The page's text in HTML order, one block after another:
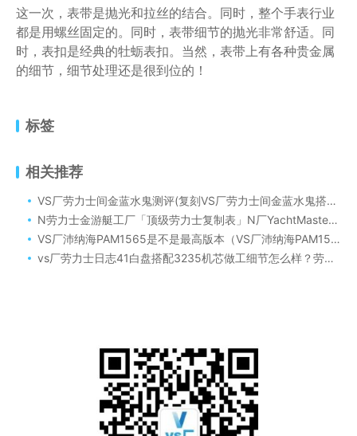
这一次，表带是抛光和拉丝的结合。同时，整个手表行业
都是用螺丝固定的。同时，表带细节的抛光非常舒适。同
时，表扣是经典的牡蛎表扣。当然，表带上有各种贵金属
的细节，细节处理还是很到位的！
标签
相关推荐
VS厂劳力士间金蓝水鬼测评(复刻VS厂劳力士间金蓝水鬼搭配3135机芯做工如何)
N劳力士金游艇工厂「顶级劳力士复制表」N厂YachtMaster116655
VS厂沛纳海PAM1565是不是最高版本（VS厂沛纳海PAM1565潜行系列复刻腕表评测）
vs厂劳力士日志41白盘搭配3235机芯做工细节怎么样？劳力士新品日志如何！